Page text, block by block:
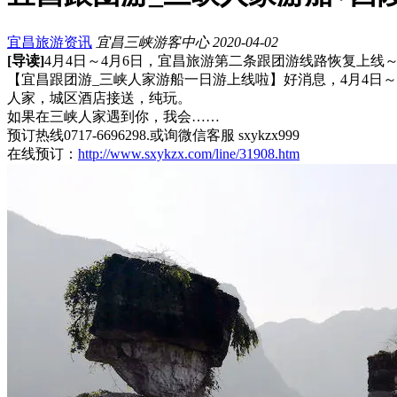
宜昌旅游资讯 宜昌三峡游客中心 2020-04-02
[导读]4月4日～4月6日，宜昌旅游第二条跟团游线路恢复上线
【宜昌跟团游_三峡人家游船一日游上线啦】好消息，4月4
人家，城区酒店接送，纯玩。
如果在三峡人家遇到你，我会……
预订热线0717-6696298.或询微信客服 sxykzx999
在线预订： http://www.sxykzx.com/line/31908.htm